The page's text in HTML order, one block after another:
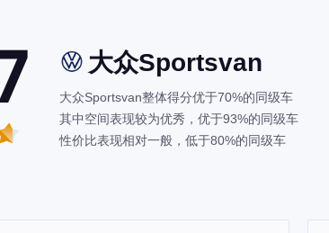
大众Sportsvan
大众Sportsvan整体得分优于70%的同级车
其中空间表现较为优秀，优于93%的同级车
性价比表现相对一般，低于80%的同级车